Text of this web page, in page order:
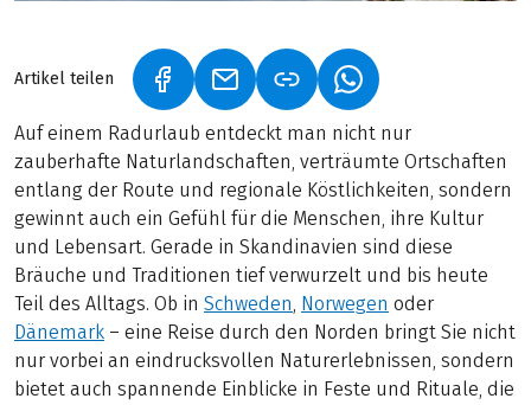
Artikel teilen (LINK ÖFFNET IN NEUEM TAB)
(LINK ÖFFNET IN NEUEM TAB)
(LINK ÖFFNET IN
Auf einem Radurlaub entdeckt man nicht nur
zauberhafte Naturlandschaften, verträumte Ortschaften
entlang der Route und regionale Köstlichkeiten, sondern
gewinnt auch ein Gefühl für die Menschen, ihre Kultur
und Lebensart. Gerade in Skandinavien sind diese
Bräuche und Traditionen tief verwurzelt und bis heute
Teil des Alltags. Ob in Schweden, Norwegen oder
Dänemark – eine Reise durch den Norden bringt Sie nicht
nur vorbei an eindrucksvollen Naturerlebnissen, sondern
bietet auch spannende Einblicke in Feste und Rituale, die